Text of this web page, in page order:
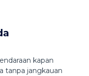
kapan
tanpa jangkauan